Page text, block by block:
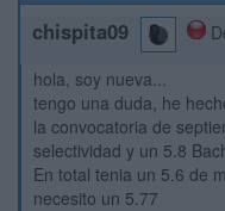
chispita09
hola, soy nueva...
tengo una duda, he
la convocatoria de
selectividad y un 5.8
En total tenia un 5.6 de
necesito un 5.77